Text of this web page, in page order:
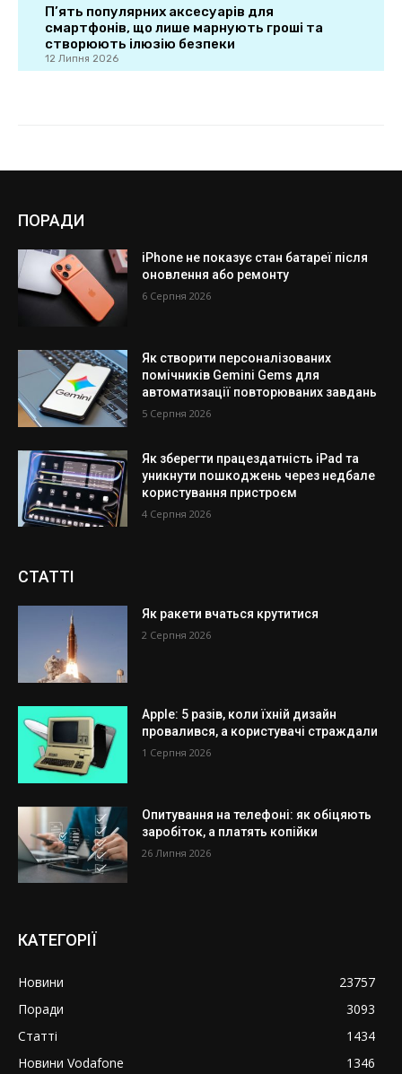
ПОРАДИ
iPhone не показує стан батареї після
оновлення або ремонту
6 Серпня 2026
Як створити персоналізованих
помічників Gemini Gems для
автоматизації повторюваних завдань
5 Серпня 2026
Як зберегти працездатність iPad та
уникнути пошкоджень через недбале
користування пристроєм
4 Серпня 2026
СТАТТІ
Як ракети вчаться крутитися
2 Серпня 2026
Apple: 5 разів, коли їхній дизайн
провалився, а користувачі страждали
1 Серпня 2026
Опитування на телефоні: як обіцяють
заробіток, а платять копійки
26 Липня 2026
КАТЕГОРІЇ
Новини
23757
Поради
3093
Статті
1434
Новини Vodafone
1346